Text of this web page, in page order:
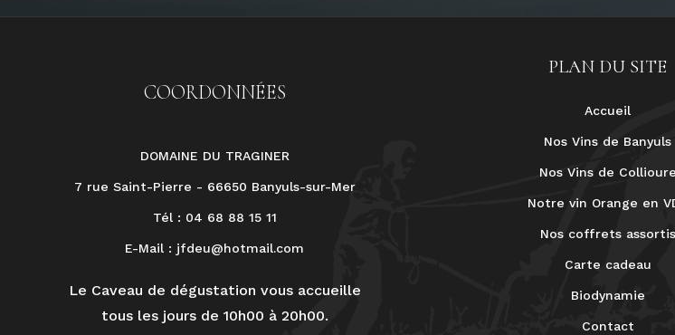
COORDONNÉES
DOMAINE DU TRAGINER
7 rue Saint-Pierre - 66650 Banyuls-sur-Mer
Tél : 04 68 88 15 11
E-Mail : jfdeu@hotmail.com
Le Caveau de dégustation vous accueille
tous les jours de 10h00 à 20h00.
PLAN DU SITE
Accueil
Nos Vins de Banyuls
Nos Vins de Collioure
Notre vin Orange en
Nos coffrets assortis
Carte cadeau
Biodynamie
Contact